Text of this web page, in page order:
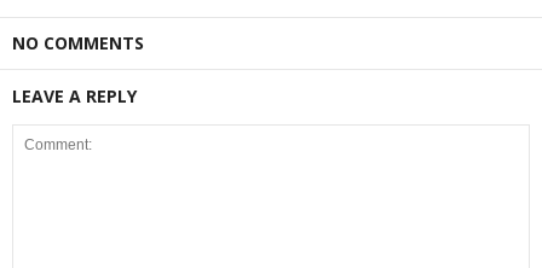
NO COMMENTS
LEAVE A REPLY